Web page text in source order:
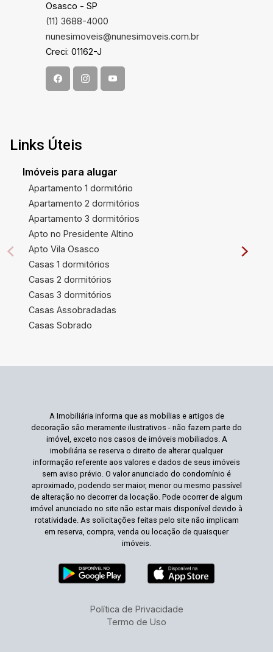
Osasco - SP
(11) 3688-4000
nunesimoveis@nunesimoveis.com.br
Creci: 01162-J
Links Úteis
Imóveis para alugar
Apartamento 1 dormitório
Apartamento 2 dormitórios
Apartamento 3 dormitórios
Apto no Presidente Altino
Apto Vila Osasco
Casas 1 dormitórios
Casas 2 dormitórios
Casas 3 dormitórios
Casas Assobradadas
Casas Sobrado
A Imobiliária informa que as mobílias e artigos de
decoração são meramente ilustrativos - não fazem parte do
imóvel, exceto nos casos de imóveis mobiliados. A
imobiliária se reserva o direito de alterar qualquer
informação referente aos valores e dados de seus imóveis
sem aviso prévio. O valor anunciado do condomínio é
aproximado, podendo ser maior, menor ou mesmo passível
de alteração no decorrer da locação. Pode ocorrer de algum
imóvel anunciado no site não estar mais disponível devido à
rotatividade. As solicitações feitas pelo site não implicam
em reserva, compra, venda ou locação de quaisquer
imóveis.
Política de Privacidade
Termo de Uso